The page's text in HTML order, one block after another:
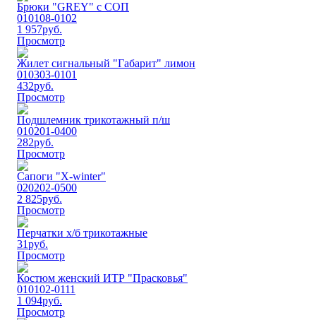
Брюки "GREY" с СОП
010108-0102
1 957руб.
Просмотр
Жилeт сигнальный "Габарит" лимон
010303-0101
432руб.
Просмотр
Подшлемник трикотажный п/ш
010201-0400
282руб.
Просмотр
Сапоги "Х-winter"
020202-0500
2 825руб.
Просмотр
Перчатки х/б трикотажные
31руб.
Просмотр
Костюм женский ИТР "Прасковья"
010102-0111
1 094руб.
Просмотр